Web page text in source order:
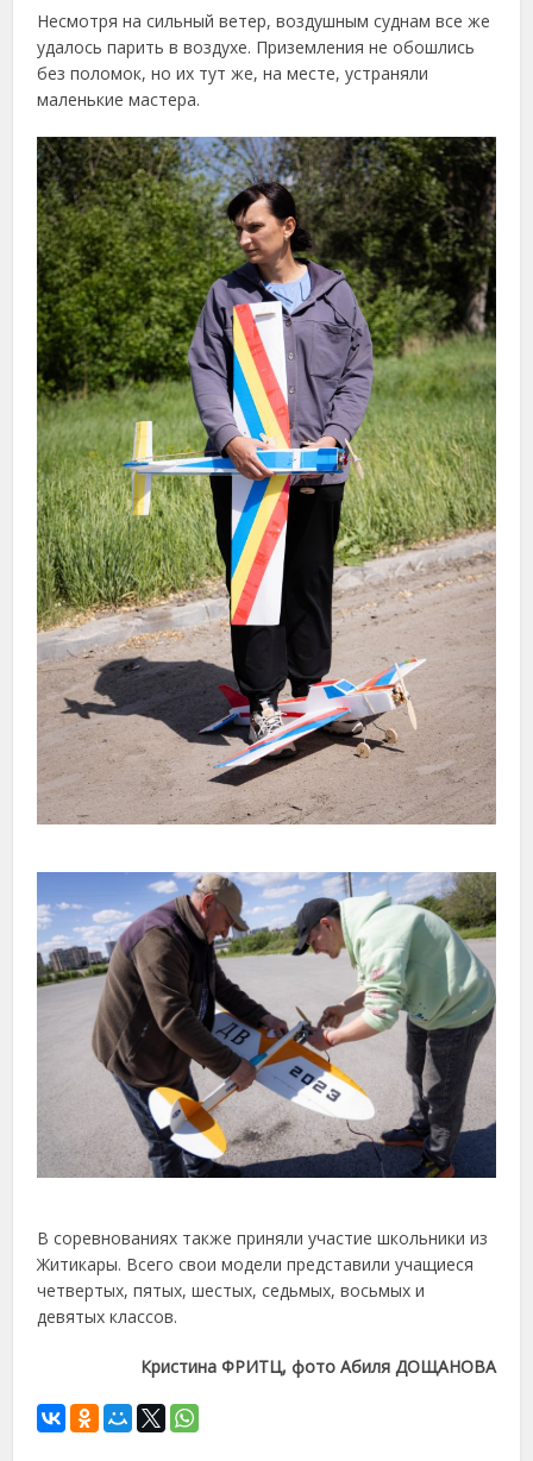
Несмотрянасильныйветер,воздушнымсуднамвсеже
удалосьпаритьввоздухе. Приземлениянеобошлись
безполомок,ноих тутже,наместе,устраняли
маленькиемастера.
Всоревнованиях такжепринялиучастиешкольникииз
Житикары. Всегосвоимоделипредставилиучащиеся
четвертых,пятых,шестых,седьмых,восьмыхи
девятыхклассов.
Кристина ФРИТЦ, фото Абиля ДОЩАНОВА